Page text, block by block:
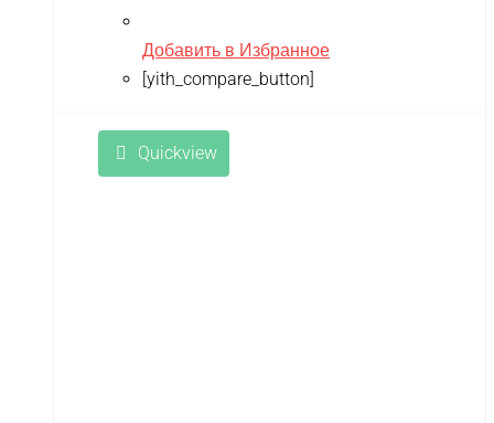
Добавить в Избранное
[yith_compare_button]
Quickview